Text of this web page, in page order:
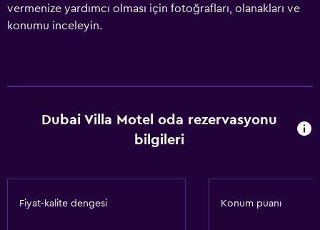
vermenize yardımcı olması için fotoğrafları, olanakları ve
konumu inceleyin.
Dubai Villa Motel oda rezervasyonu
bilgileri
Fiyat-kalite dengesi Konum puanı